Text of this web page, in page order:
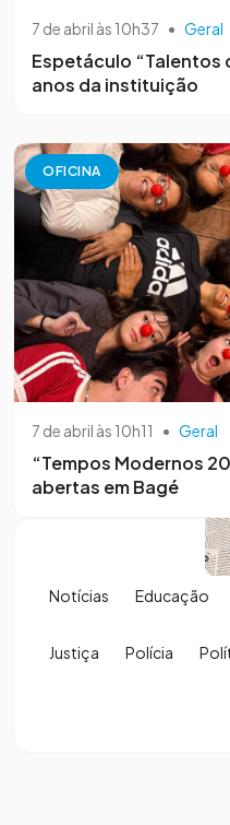
7 de abril às 10h37 • Geral
Espetáculo “Talentos
anos da instituição
OFICINA
7 de abril às 10h11 • Geral
“Tempos Modernos
abertas em Bagé
Notícias Educação
Justiça Polícia